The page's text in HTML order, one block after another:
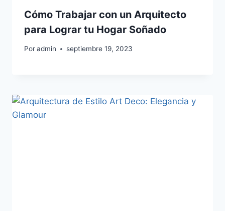
Cómo Trabajar con un Arquitecto
para Lograr tu Hogar Soñado
Poradmin septiembre 19, 2023